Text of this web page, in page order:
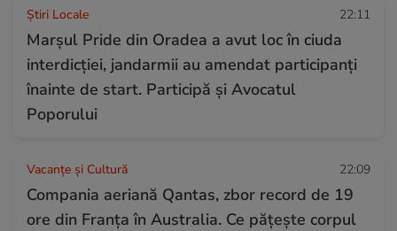
Știri Locale 22:11
Marșul Pride din Oradea a avut loc în ciuda
interdicției, jandarmii au amendat participanți
înainte de start. Participă și Avocatul
Poporului
Vacanțe și Cultură 22:09
Compania aeriană Qantas, zbor record de 19
ore din Franța în Australia. Ce pățește corpul